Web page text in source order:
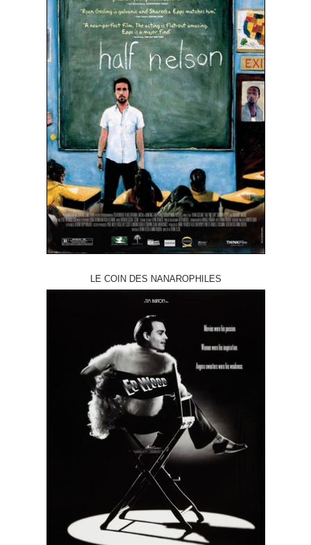
LE COIN DES NANAROPHILES